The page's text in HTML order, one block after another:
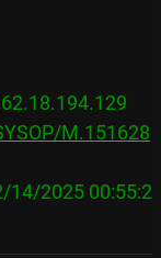
M.151628
14/2025 00:55:2